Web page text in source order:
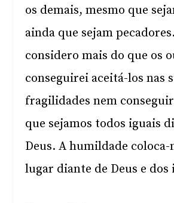
os demais, mesmo que
ainda que sejam
considero mais do que os
conseguirei aceitá-los nas
fragilidades nem
que sejamos todos iguais
Deus. A humildade
lugar diante de Deus e dos